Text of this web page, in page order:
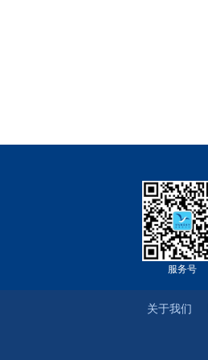
服务号
关于我们